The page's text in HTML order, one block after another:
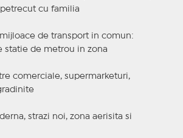
cu familia
de transport in comun:
statie de metrou in zona
comerciale, supermarketuri,
strazi noi, zona aerisita si